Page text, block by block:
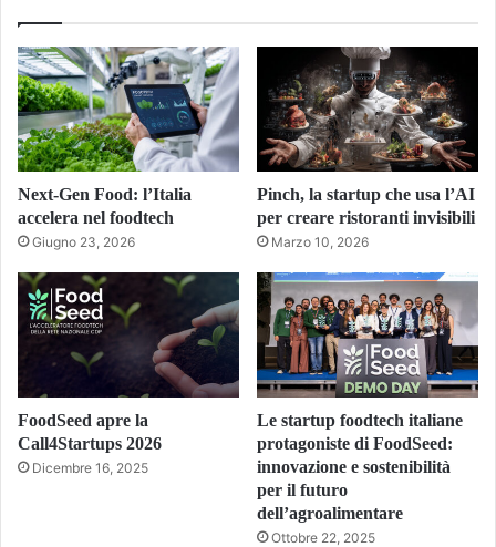
Next-Gen Food: l’Italia
accelera nel foodtech
Giugno 23, 2026
Pinch, la startup che usa l’AI
per creare ristoranti invisibili
Marzo 10, 2026
FoodSeed apre la
Call4Startups 2026
Dicembre 16, 2025
Le startup foodtech italiane
protagoniste di FoodSeed:
innovazione e sostenibilità
per il futuro
dell’agroalimentare
Ottobre 22, 2025